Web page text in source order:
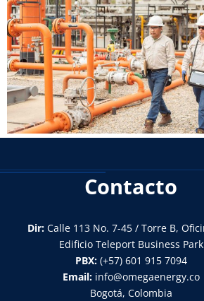
Contacto
Dir: Calle 113 No. 7-45 / Torre B,
Edificio Teleport Business Park
PBX:(+57) 601 915 7094
Email:info@omegaenergy.co
Bogotá, Colombia